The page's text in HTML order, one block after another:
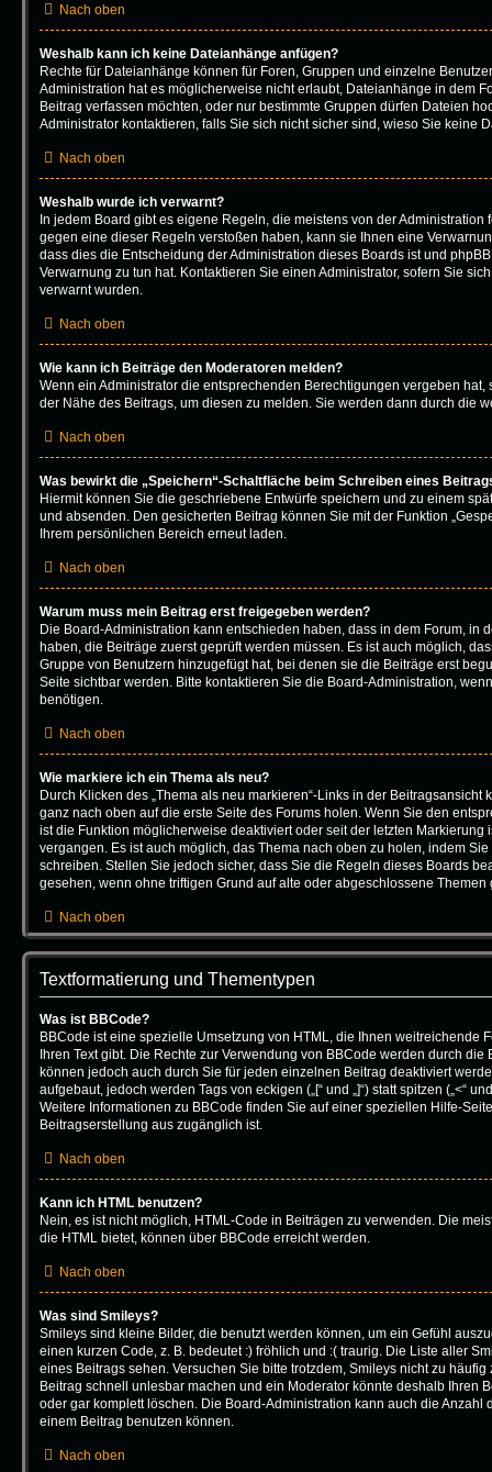
Nach oben
Weshalb kann ich keine Dateianhänge anfügen?
Rechte für Dateianhänge können für Foren, Gruppen und einzelne
Administration hat es möglicherweise nicht erlaubt, Dateianhänge in dem
Beitrag verfassen möchten, oder nur bestimmte Gruppen dürfen Dateien
Administrator kontaktieren, falls Sie sich nicht sicher sind, wieso Sie keine
Nach oben
Weshalb wurde ich verwarnt?
In jedem Board gibt es eigene Regeln, die meistens von der Administration
gegen eine dieser Regeln verstoßen haben, kann sie Ihnen eine
dass dies die Entscheidung der Administration dieses Boards ist und
Verwarnung zu tun hat. Kontaktieren Sie einen Administrator, sofern Sie
verwarnt wurden.
Nach oben
Wie kann ich Beiträge den Moderatoren melden?
Wenn ein Administrator die entsprechenden Berechtigungen vergeben
der Nähe des Beitrags, um diesen zu melden. Sie werden dann durch die
Nach oben
Was bewirkt die „Speichern“-Schaltfläche beim Schreiben eines
Hiermit können Sie die geschriebene Entwürfe speichern und zu einem
und absenden. Den gesicherten Beitrag können Sie mit der Funktion
Ihrem persönlichen Bereich erneut laden.
Nach oben
Warum muss mein Beitrag erst freigegeben werden?
Die Board-Administration kann entschieden haben, dass in dem Forum, in
haben, die Beiträge zuerst geprüft werden müssen. Es ist auch möglich,
Gruppe von Benutzern hinzugefügt hat, bei denen sie die Beiträge erst
Seite sichtbar werden. Bitte kontaktieren Sie die Board-Administration,
benötigen.
Nach oben
Wie markiere ich ein Thema als neu?
Durch Klicken des „Thema als neu markieren“-Links in der Beitragsansicht
ganz nach oben auf die erste Seite des Forums holen. Wenn Sie den
ist die Funktion möglicherweise deaktiviert oder seit der letzten Markierung
vergangen. Es ist auch möglich, das Thema nach oben zu holen, indem
schreiben. Stellen Sie jedoch sicher, dass Sie die Regeln dieses Boards
gesehen, wenn ohne triftigen Grund auf alte oder abgeschlossene Themen
Nach oben
Textformatierung und Thementypen
Was ist BBCode?
BBCode ist eine spezielle Umsetzung von HTML, die Ihnen weitreichende
Ihren Text gibt. Die Rechte zur Verwendung von BBCode werden durch
können jedoch auch durch Sie für jeden einzelnen Beitrag deaktiviert
aufgebaut, jedoch werden Tags von eckigen („[“ und „]“) statt spitzen („<“
Weitere Informationen zu BBCode finden Sie auf einer speziellen Hilfe-
Beitragserstellung aus zugänglich ist.
Nach oben
Kann ich HTML benutzen?
Nein, es ist nicht möglich, HTML-Code in Beiträgen zu verwenden. Die
die HTML bietet, können über BBCode erreicht werden.
Nach oben
Was sind Smileys?
Smileys sind kleine Bilder, die benutzt werden können, um ein Gefühl
einen kurzen Code, z. B. bedeutet :) fröhlich und :( traurig. Die Liste aller
eines Beitrags sehen. Versuchen Sie bitte trotzdem, Smileys nicht zu
Beitrag schnell unlesbar machen und ein Moderator könnte deshalb Ihren
oder gar komplett löschen. Die Board-Administration kann auch die Anzahl
einem Beitrag benutzen können.
Nach oben